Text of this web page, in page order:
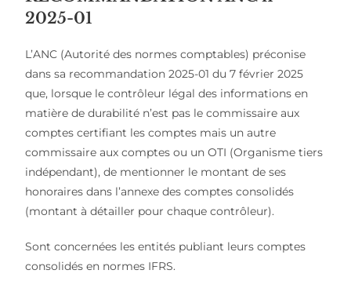
2025-01
L’ANC (Autorité des normes comptables) préconise
dans sa recommandation 2025-01 du 7 février 2025
que, lorsque le contrôleur légal des informations en
matière de durabilité n’est pas le commissaire aux
comptes certifiant les comptes mais un autre
commissaire aux comptes ou un OTI (Organisme tiers
indépendant), de mentionner le montant de ses
honoraires dans l’annexe des comptes consolidés
(montant à détailler pour chaque contrôleur).
Sont concernées les entités publiant leurs comptes
consolidés en normes IFRS.